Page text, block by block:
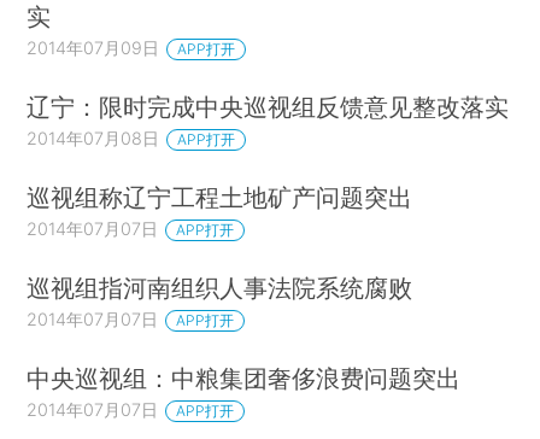
实
2014年07月09日 APP打开
辽宁：限时完成中央巡视组反馈意见整改落实
2014年07月08日 APP打开
巡视组称辽宁工程土地矿产问题突出
2014年07月07日 APP打开
巡视组指河南组织人事法院系统腐败
2014年07月07日 APP打开
中央巡视组：中粮集团奢侈浪费问题突出
2014年07月07日 APP打开